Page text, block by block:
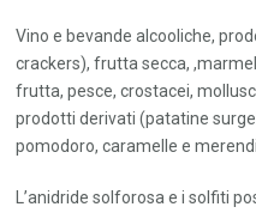
Vino e bevande alcooliche,
crackers), frutta secca,
frutta, pesce, crostacei,
prodotti derivati (patatine
pomodoro, caramelle e
L’anidride solforosa e i solfiti